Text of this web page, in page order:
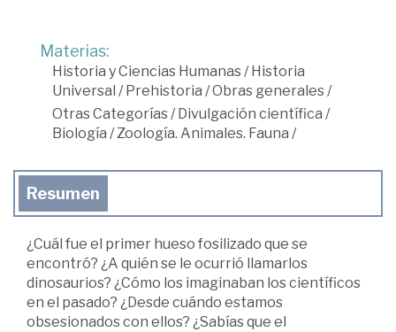
Materias:
Historia y Ciencias Humanas/Historia
Universal /Prehistoria /Obras generales/
Otras Categorías/Divulgación científica /
Biología /Zoología. Animales. Fauna /
Resumen
¿Cuál fue el primer hueso fosilizado que se
encontró? ¿A quién se le ocurrió llamarlos
dinosaurios? ¿Cómo los imaginaban los científicos
en el pasado? ¿Desde cuándo estamos
obsesionados con ellos? ¿Sabías que el